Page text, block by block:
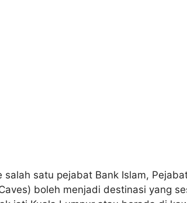
satu pejabat Bank Islam,
boleh menjadi destinasi yang